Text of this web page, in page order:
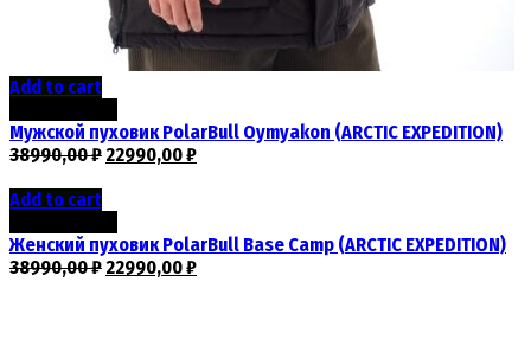
Add to cart
Мужской пуховик PolarBull Oymyakon (ARCTIC EXPEDITION)
38990,00₽22990,00₽
Add to cart
Женский пуховик PolarBull Base Camp (ARCTIC EXPEDITION)
38990,00₽22990,00₽